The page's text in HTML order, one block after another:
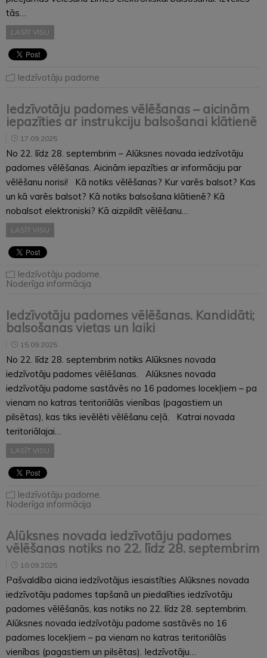
tās…
LASĪT VISU
Iedzīvotāju padome
Iedzīvotāju padomes vēlēšanas – aicinām
iepazīties ar instrukciju balsošanai klātienē
17.09.2025
No 22. līdz 28. septembrim – Alūksnes novada iedzīvotāju
padomes vēlēšanas. Aicinām iepazīties ar informāciju par
vēlēšanu norisi! Kā notiks vēlēšanas? Kur varēs balsot? Kas
un kā varēs balsot? Kā notiks balsošana klātienē? Kā
nobalsot elektroniski? Kā aizpildīt vēlēšanu…
LASĪT VISU
Iedzīvotāju padome
Noderīga informācija
Iedzīvotāju padomes vēlēšanas. Kandidāti;
balsošanas vietas un laiki
15.09.2025
No 22. līdz 28. septembrim notiks Alūksnes novada
iedzīvotāju padomes vēlēšanas. Alūksnes novada
iedzīvotāju padome sastāvēs no 16 padomes locekļiem – pa
vienam no katras teritoriālās vienības (pagastiem un
pilsētas), kas tiks ievēlēti vēlēšanu ceļā. Katrai novada
teritoriālajai…
LASĪT VISU
Iedzīvotāju padome
Noderīga informācija
Alūksnes novada iedzīvotāju padomes
vēlēšanas notiks no 22. līdz 28. septembrim
10.09.2025
Pašvaldība aicina iedzīvotājus iesaistīties Alūksnes novada
iedzīvotāju padomes tapšanā un piedalīties iedzīvotāju
padomes vēlēšanās, kas notiks no 22. līdz 28. septembrim.
Alūksnes novada iedzīvotāju padome sastāvēs no 16
padomes locekļiem – pa vienam no katras teritoriālās
vienības (pagastiem un pilsētas). Iedzīvotāju…